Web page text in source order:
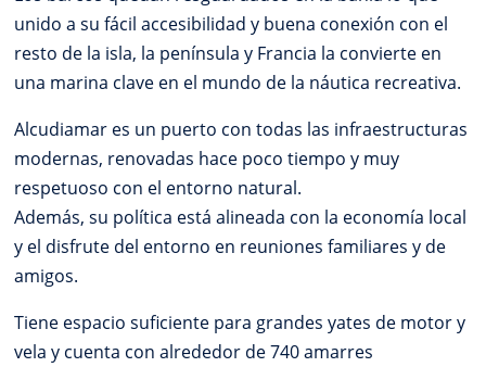
unido a su fácil accesibilidad y buena conexión con el
resto de la isla, la península y Francia la convierte en
una marina clave en el mundo de la náutica recreativa.
Alcudiamar es un puerto con todas las infraestructuras
modernas, renovadas hace poco tiempo y muy
respetuoso con el entorno natural.
Además, su política está alineada con la economía local
y el disfrute del entorno en reuniones familiares y de
amigos.
Tiene espacio suficiente para grandes yates de motor y
vela y cuenta con alrededor de 740 amarres